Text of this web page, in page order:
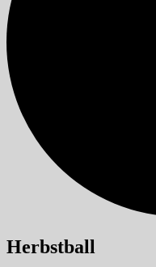
Herbstball